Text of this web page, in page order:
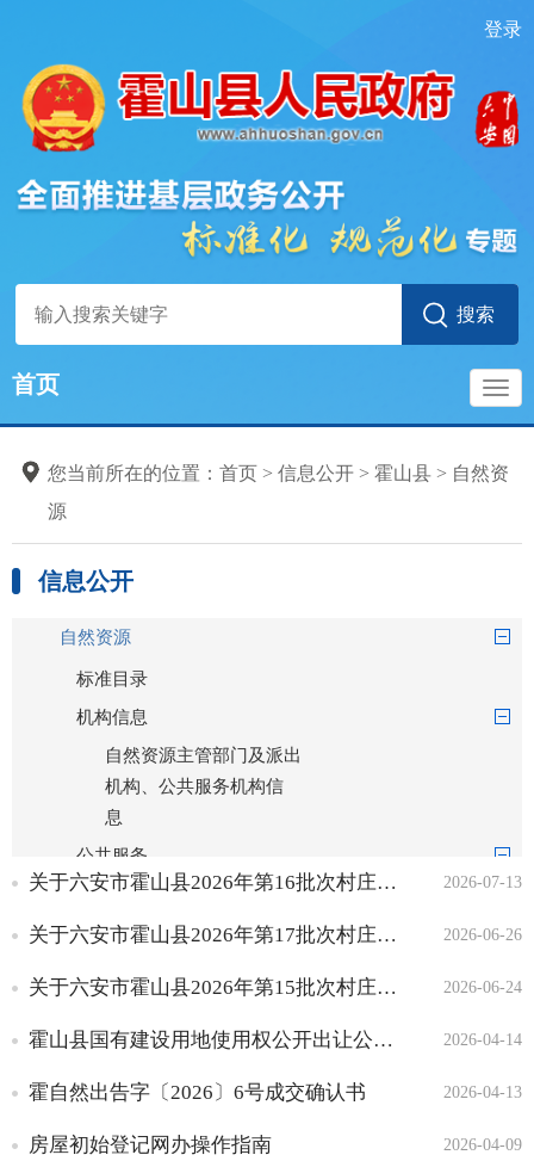
登录
首页
您当前所在的位置： 首页 > 信息公开 > 霍山县 > 自然资
源
信息公开
自然资源
标准目录
机构信息
自然资源主管部门及派出
机构、公共服务机构信
息
公共服务
政策文件
自然资源领域专项规划
回应关切
财政
财政信息
调查监测
2026-07-13
关于六安市霍山县2026年第16批次村庄建设用地的批复
2026-06-26
关于六安市霍山县2026年第17批次村庄建设用地的批复
2026-06-24
关于六安市霍山县2026年第15批次村庄建设用地的批复
2026-04-14
霍山县国有建设用地使用权公开出让公告霍自然出告字〔2026〕8号
2026-04-13
霍自然出告字〔2026〕6号成交确认书
2026-04-09
房屋初始登记网办操作指南